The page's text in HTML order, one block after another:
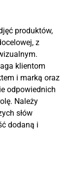
produktów,
z
klientom
i marką oraz
odpowiednich
Należy
słów
dodaną i